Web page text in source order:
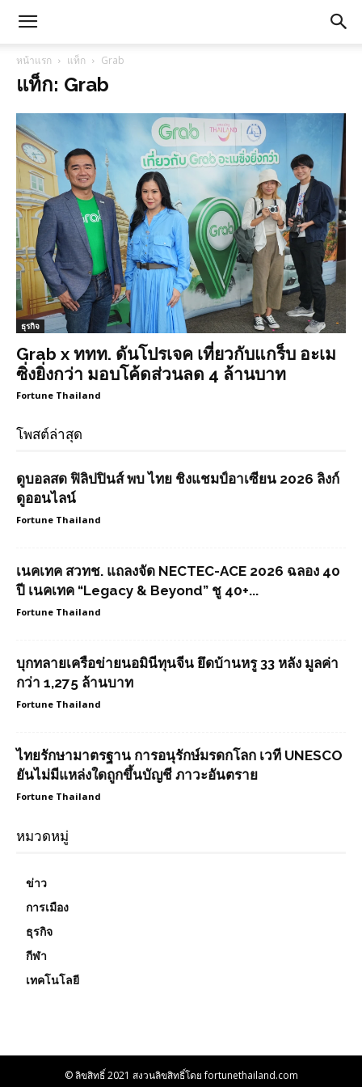
หน้าแรก แท็ก Grab
แท็ก: Grab
ธุรกิจ
Grab x ททท. ดันโปรเจค เที่ยวกับแกร็บ อะเม
ซิ่งยิ่งกว่า มอบโค้ดส่วนลด 4 ล้านบาท
Fortune Thailand
โพสต์ล่าสุด
ดูบอลสด ฟิลิปปินส์ พบ ไทย ชิงแชมป์อาเซียน 2026 ลิงก์
ดูออนไลน์
Fortune Thailand
เนคเทค สวทช. แถลงจัด NECTEC-ACE 2026 ฉลอง 40
ปี เนคเทค “Legacy & Beyond” ชู 40+...
Fortune Thailand
บุกทลายเครือข่ายนอมินีทุนจีน ยึดบ้านหรู 33 หลัง มูลค่า
กว่า 1,275 ล้านบาท
Fortune Thailand
ไทยรักษามาตรฐาน การอนุรักษ์มรดกโลก เวที UNESCO
ยันไม่มีแหล่งใดถูกขึ้นบัญชี ภาวะอันตราย
Fortune Thailand
หมวดหมู่
ข่าว
การเมือง
ธุรกิจ
กีฬา
เทคโนโลยี
© ลิขสิทธิ์ 2021 สงวนลิขสิทธิ์โดย fortunethailand.com